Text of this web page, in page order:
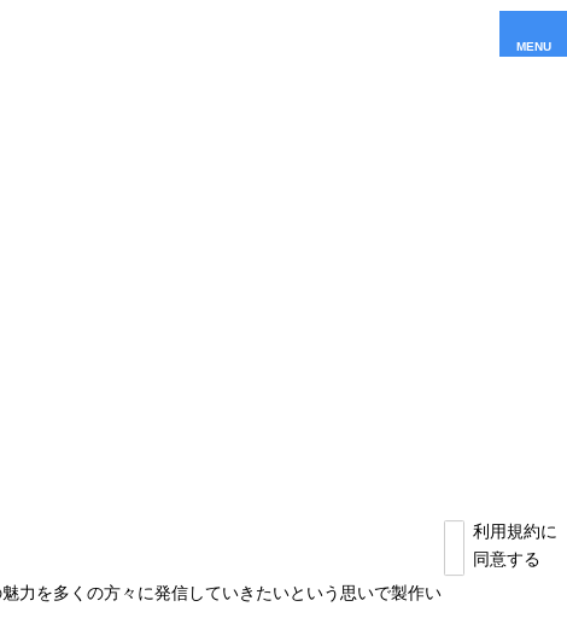
MENU
力を多くの方々に発信していきたいという思いで製作い
利用規約に
同意する